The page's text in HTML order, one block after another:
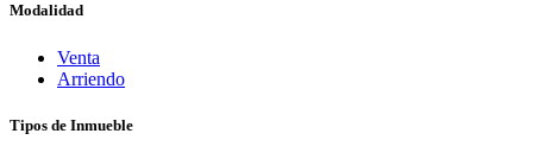
Modalidad
Venta
Arriendo
Tipos de Inmueble